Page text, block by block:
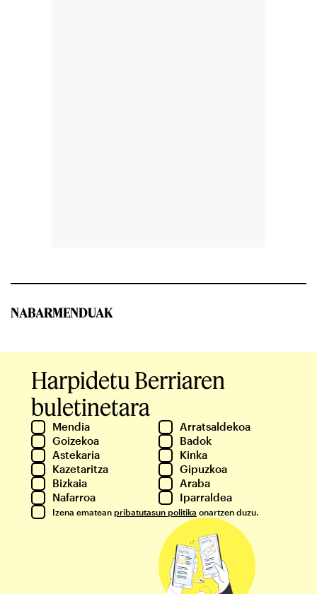
NABARMENDUAK
Harpidetu Berriaren
buletinetara
Mendia
Arratsaldekoa
Goizekoa
Badok
Astekaria
Kinka
Kazetaritza
Gipuzkoa
Bizkaia
Araba
Nafarroa
Iparraldea
Izena ematean pribatutasun politika onartzen duzu.